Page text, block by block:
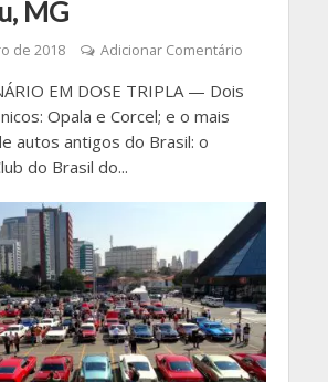
MG
de 2018 Adicionar Comentário
EM DOSE TRIPLA — Dois
Opala e Corcel; e o mais
autos antigos do Brasil: o
do Brasil do...